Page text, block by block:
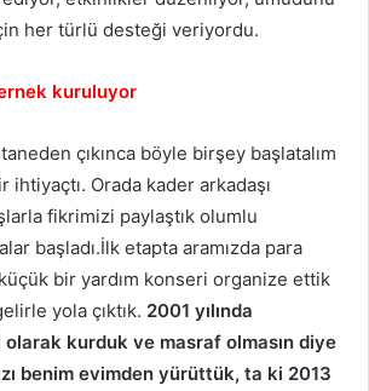
her türlü desteği veriyordu.
kuruluyor
çıkınca böyle birşey başlatalım
Orada kader arkadaşı
fikrimizi paylaştık olumlu
başladı.İlk etapta aramızda para
bir yardım konseri organize ettik
yola çıktık. 2001 yılında
olarak kurduk ve masraf olmasın diye
benim evimden yürüttük, ta ki 2013